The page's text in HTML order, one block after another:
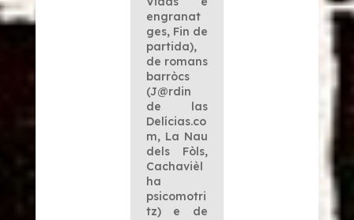
engranat
ges, Fin de
partida),
de romans
barròcs
(J@rdin
de las
Delícias.co
m, La Nau
dels Fòls,
Cachavièl
ha
psicomotri
tz) e de